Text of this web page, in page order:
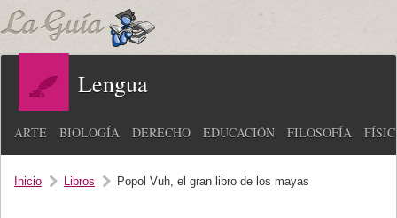
Lengua
ARTE BIOLOGÍA DERECHO EDUCACIÓN FILOSOFÍA
Inicio Libros Popol Vuh, el gran libro de los mayas